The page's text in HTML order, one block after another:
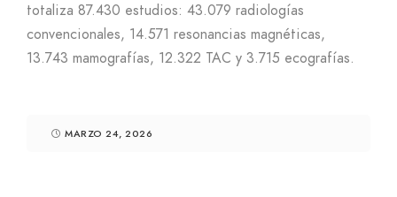
totaliza 87.430 estudios: 43.079 radiologías
convencionales, 14.571 resonancias magnéticas,
13.743 mamografías, 12.322 TAC y 3.715 ecografías.
MARZO 24, 2026